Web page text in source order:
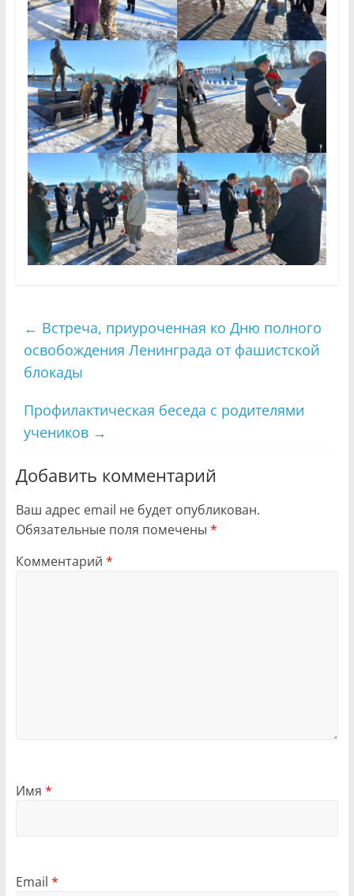
← Встреча, приуроченная ко Дню полного
освобождения Ленинграда от фашистской
блокады
Профилактическая беседа с родителями
учеников →
Добавить комментарий
Ваш адрес email не будет опубликован.
Обязательные поля помечены *
Комментарий *
Имя *
Email *